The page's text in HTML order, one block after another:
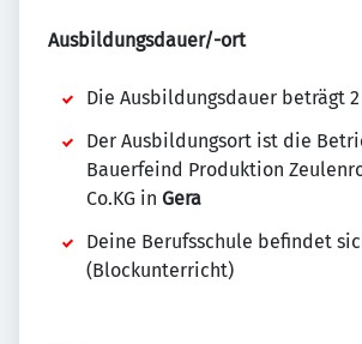
Ausbildungsdauer/-ort
Die Ausbildungsdauer beträgt 2
Der Ausbildungsort ist die
Bauerfeind Produktion
Co.KG in Gera
Deine Berufsschule befindet
(Blockunterricht)